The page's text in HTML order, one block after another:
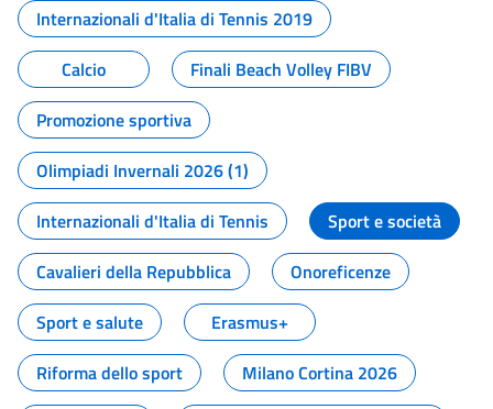
Internazionali d'Italia di Tennis 2019
Calcio
Finali Beach Volley FIBV
Promozione sportiva
Olimpiadi Invernali 2026 (1)
Internazionali d'Italia di Tennis
Sport e società
Cavalieri della Repubblica
Onoreficenze
Sport e salute
Erasmus+
Riforma dello sport
Milano Cortina 2026